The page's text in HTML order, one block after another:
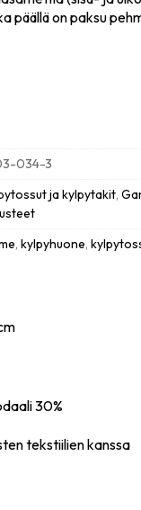
päällä on paksu
034-3
ja kylpytakit,
,kylpyhuone,
30%
tekstiilien kanssa